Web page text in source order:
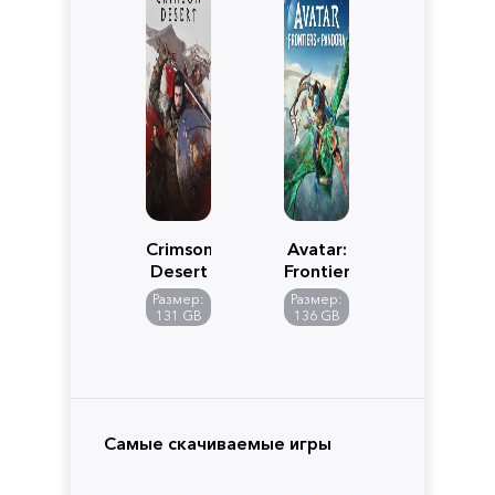
Crimson
Desert
Размер:
131 GB
Avatar:
Frontiers
of
Pandora
Размер:
136 GB
Самые скачиваемые игры